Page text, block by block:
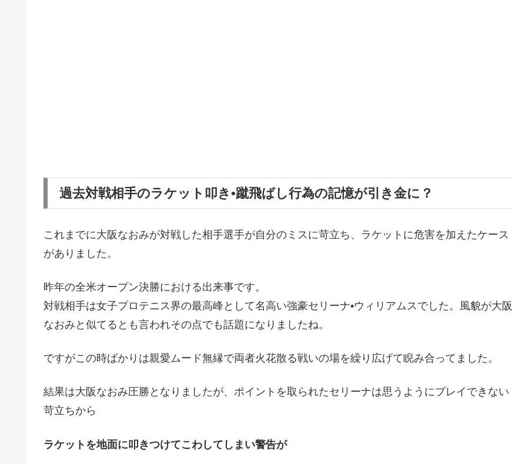
過去対戦相手のラケット叩き•蹴飛ばし行為の記憶が引き金に？
これまでに大阪なおみが対戦した相手選手が自分のミスに苛立ち、ラケットに危害を加えたケース
がありました。
昨年の全米オープン決勝における出来事です。
対戦相手は女子プロテニス界の最高峰として名高い強豪セリーナ•ウィリアムスでした。風貌が大阪
なおみと似てるとも言われその点でも話題になりましたね。
ですがこの時ばかりは親愛ムード無縁で両者火花散る戦いの場を繰り広げて睨み合ってました。
結果は大阪なおみ圧勝となりましたが、ポイントを取られたセリーナは思うようにプレイできない
苛立ちから
ラケットを地面に叩きつけてこわしてしまい警告が